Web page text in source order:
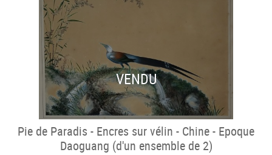
VENDU
Pie de Paradis - Encres sur vélin - Chine - Epoque
Daoguang (d'un ensemble de 2)